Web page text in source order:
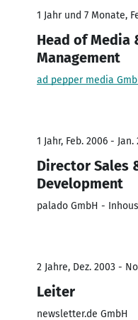
1 Jahr und 7 Monate,
Head of Media
Management
ad pepper media
1 Jahr, Feb. 2006 - Jan.
Director Sales
Development
palado GmbH -
2 Jahre, Dez. 2003 -
Leiter
newsletter.de GmbH